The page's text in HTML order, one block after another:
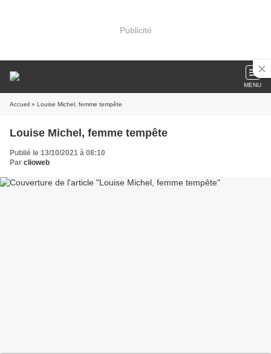
Publicité
MENU
Accueil » Louise Michel, femme tempête
Louise Michel, femme tempête
Publié le 13/10/2021 à 08:10
Par clioweb